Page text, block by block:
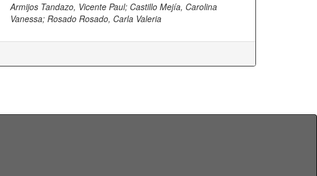
Armijos Tandazo, Vicente Paul; Castillo Mejía, Carolina
Vanessa; Rosado Rosado, Carla Valeria